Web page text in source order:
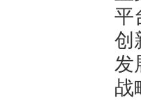
平
创
发
战